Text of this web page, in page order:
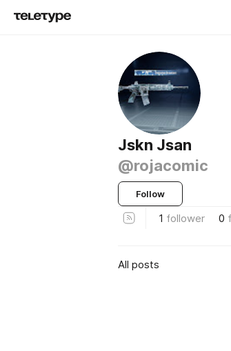
Jskn Jsan
@rojacomic
Follow
1 follower 0
All posts